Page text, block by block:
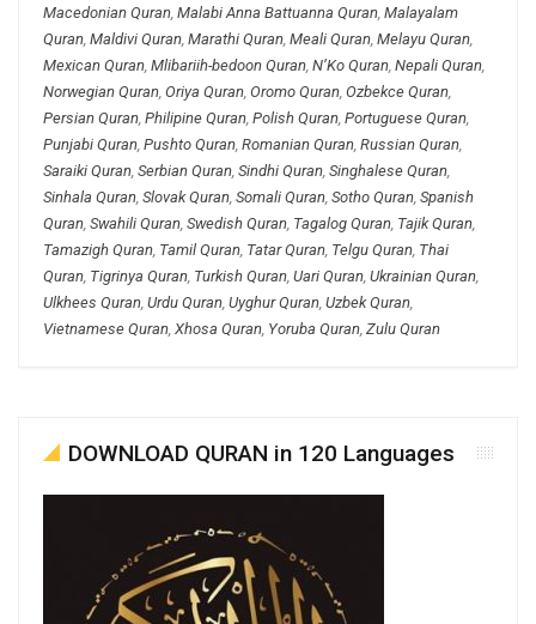
Macedonian Quran, Malabi Anna Battuanna Quran, Malayalam
Quran, Maldivi Quran, Marathi Quran, Meali Quran, Melayu Quran,
Mexican Quran, Mlibariih-bedoon Quran, N’Ko Quran, Nepali Quran,
Norwegian Quran, Oriya Quran, Oromo Quran, Ozbekce Quran,
Persian Quran, Philipine Quran, Polish Quran, Portuguese Quran,
Punjabi Quran, Pushto Quran, Romanian Quran, Russian Quran,
Saraiki Quran, Serbian Quran, Sindhi Quran, Singhalese Quran,
Sinhala Quran, Slovak Quran, Somali Quran, Sotho Quran, Spanish
Quran, Swahili Quran, Swedish Quran, Tagalog Quran, Tajik Quran,
Tamazigh Quran, Tamil Quran, Tatar Quran, Telgu Quran, Thai
Quran, Tigrinya Quran, Turkish Quran, Uari Quran, Ukrainian Quran,
Ulkhees Quran, Urdu Quran, Uyghur Quran, Uzbek Quran,
Vietnamese Quran, Xhosa Quran, Yoruba Quran, Zulu Quran
DOWNLOAD QURAN in 120 Languages